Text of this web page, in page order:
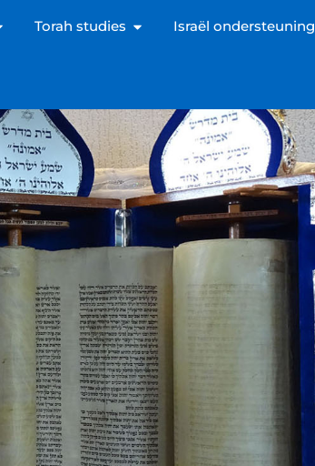
Torah studies Israël ondersteuning